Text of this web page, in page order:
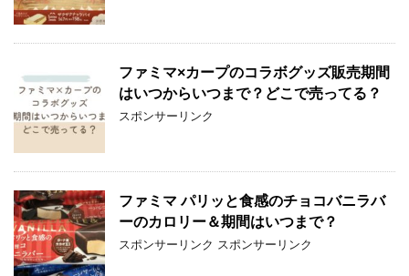
ファミマ×カープのコラボグッズ販売期間
はいつからいつまで？どこで売ってる？
スポンサーリンク
ファミマ パリッと食感のチョコバニラバ
ーのカロリー＆期間はいつまで？
スポンサーリンク スポンサーリンク